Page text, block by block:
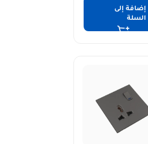
إضافة إلى
السلة